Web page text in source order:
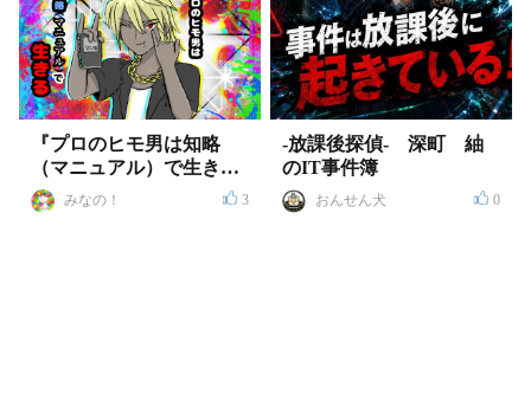
『プロのヒモ男は知略
（マニュアル）で生き
る』みなの！ 3
-放課後探偵- 深町 紬
のIT事件簿
おんせん犬 0